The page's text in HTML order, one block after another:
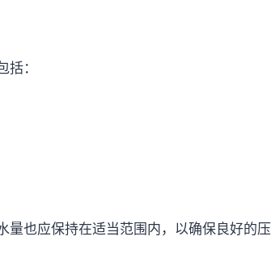
：
量也应保持在适当范围内，以确保良好的压